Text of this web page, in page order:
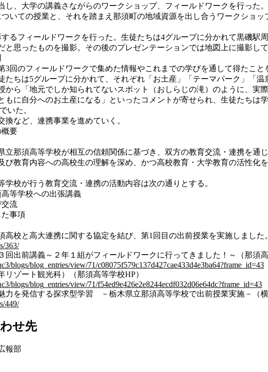
、大学の講義さながらのワークショップ、フィールドワークを行った。
いての授業と、それを踏まえ那須町の地域資源を出し合うワークショ
るフィールドワークを行った。生徒たちは4グループに分かれて黒磯駅
と思ったものを撮影。その後のプレゼンテーションでは地図上に撮影し
回のフィールドワークで集めた情報やこれまでの学びを通して得たこ
たちは5グループに分かれて、それぞれ「お土産」「テーマパーク」「
ら「地元でしか知られてないスポット（おしらじの滝）のように、実
もに自分へのお土産になる」といったコメントが寄せられ、生徒たち
いた。
など、連携事業を進めていく。
概要
那須高等学校が相互の信頼関係に基づき、双方の教育交流・連携を通
び教育内容への高校生の理解を深め、かつ高校教育・大学教育の活性化
校が行う教育交流・連携の活動内容は次の通りとする。
高等学校への出張講義
交流
た事項
高校と高大連携に関する協定を結び、第1回目の出前授業を実施しました
363/
出前講義～２年１組がフィールドワークに行ってきました！～（那須高
blogs/blog_entries/view/71/c08075f579c137d427cae433d4e3ba64?frame_id=43
ゾート観光科）（那須高等学校HP）
blogs/blog_entries/view/71/f54ed9e426e2e8244ecdf032d06e64dc?frame_id=43
力を発信する探求型学習 －栃木県立那須高等学校で出前授業実施－（横
449/
せ先
報部